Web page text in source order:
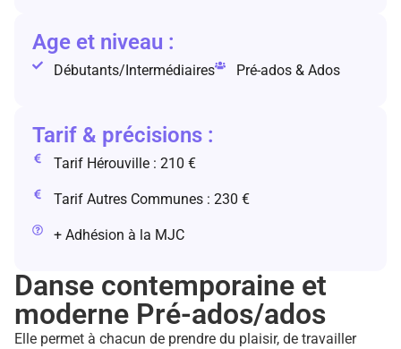
Age et niveau :
Débutants/Intermédiaires Pré-ados & Ados
Tarif & précisions :
Tarif Hérouville : 210 €
Tarif Autres Communes : 230 €
+ Adhésion à la MJC
Danse contemporaine et
moderne Pré-ados/ados
Elle permet à chacun de prendre du plaisir, de travailler